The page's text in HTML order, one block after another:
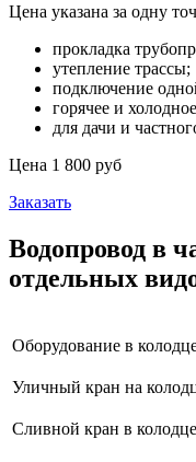
Цена указана за одну
прокладка
утепление трассы;
подключение
горячее и
для дачи и
Цена 1 800 руб
Заказать
Водопровод в
отдельных
Оборудование в
Уличный кран на
Сливной кран в